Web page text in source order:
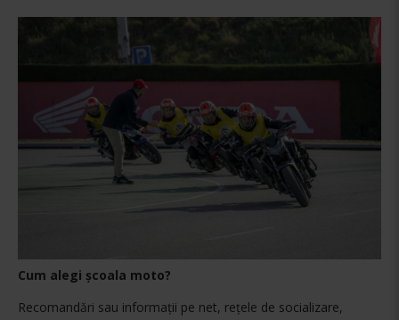
Cum alegi școala moto?
Recomandări sau informații pe net, rețele de socializare,